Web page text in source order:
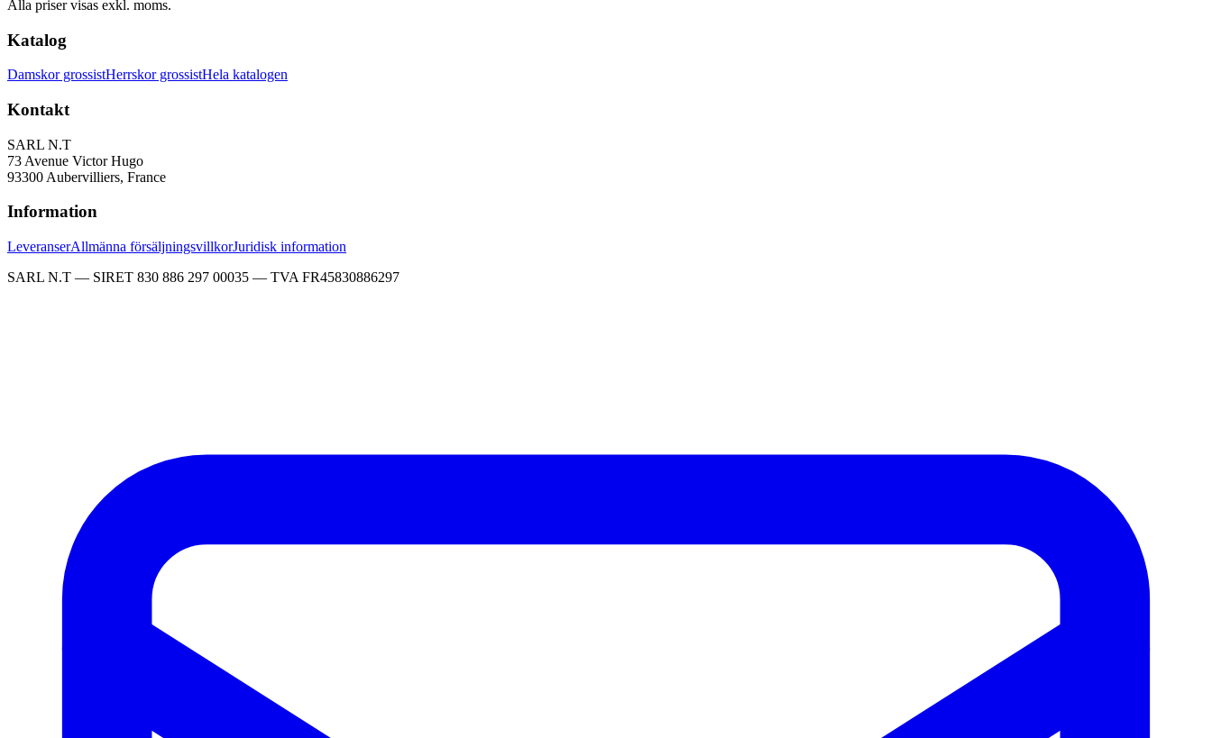
Alla priser visas exkl. moms.
Katalog
Damskor grossistHerrskor grossistHela katalogen
Kontakt
SARL N.T
73 Avenue Victor Hugo
93300 Aubervilliers, France
Information
LeveranserAllmänna försäljningsvillkorJuridisk information
SARL N.T — SIRET 830 886 297 00035 — TVA FR45830886297